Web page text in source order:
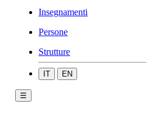
Insegnamenti
Persone
Strutture
IT EN
☰